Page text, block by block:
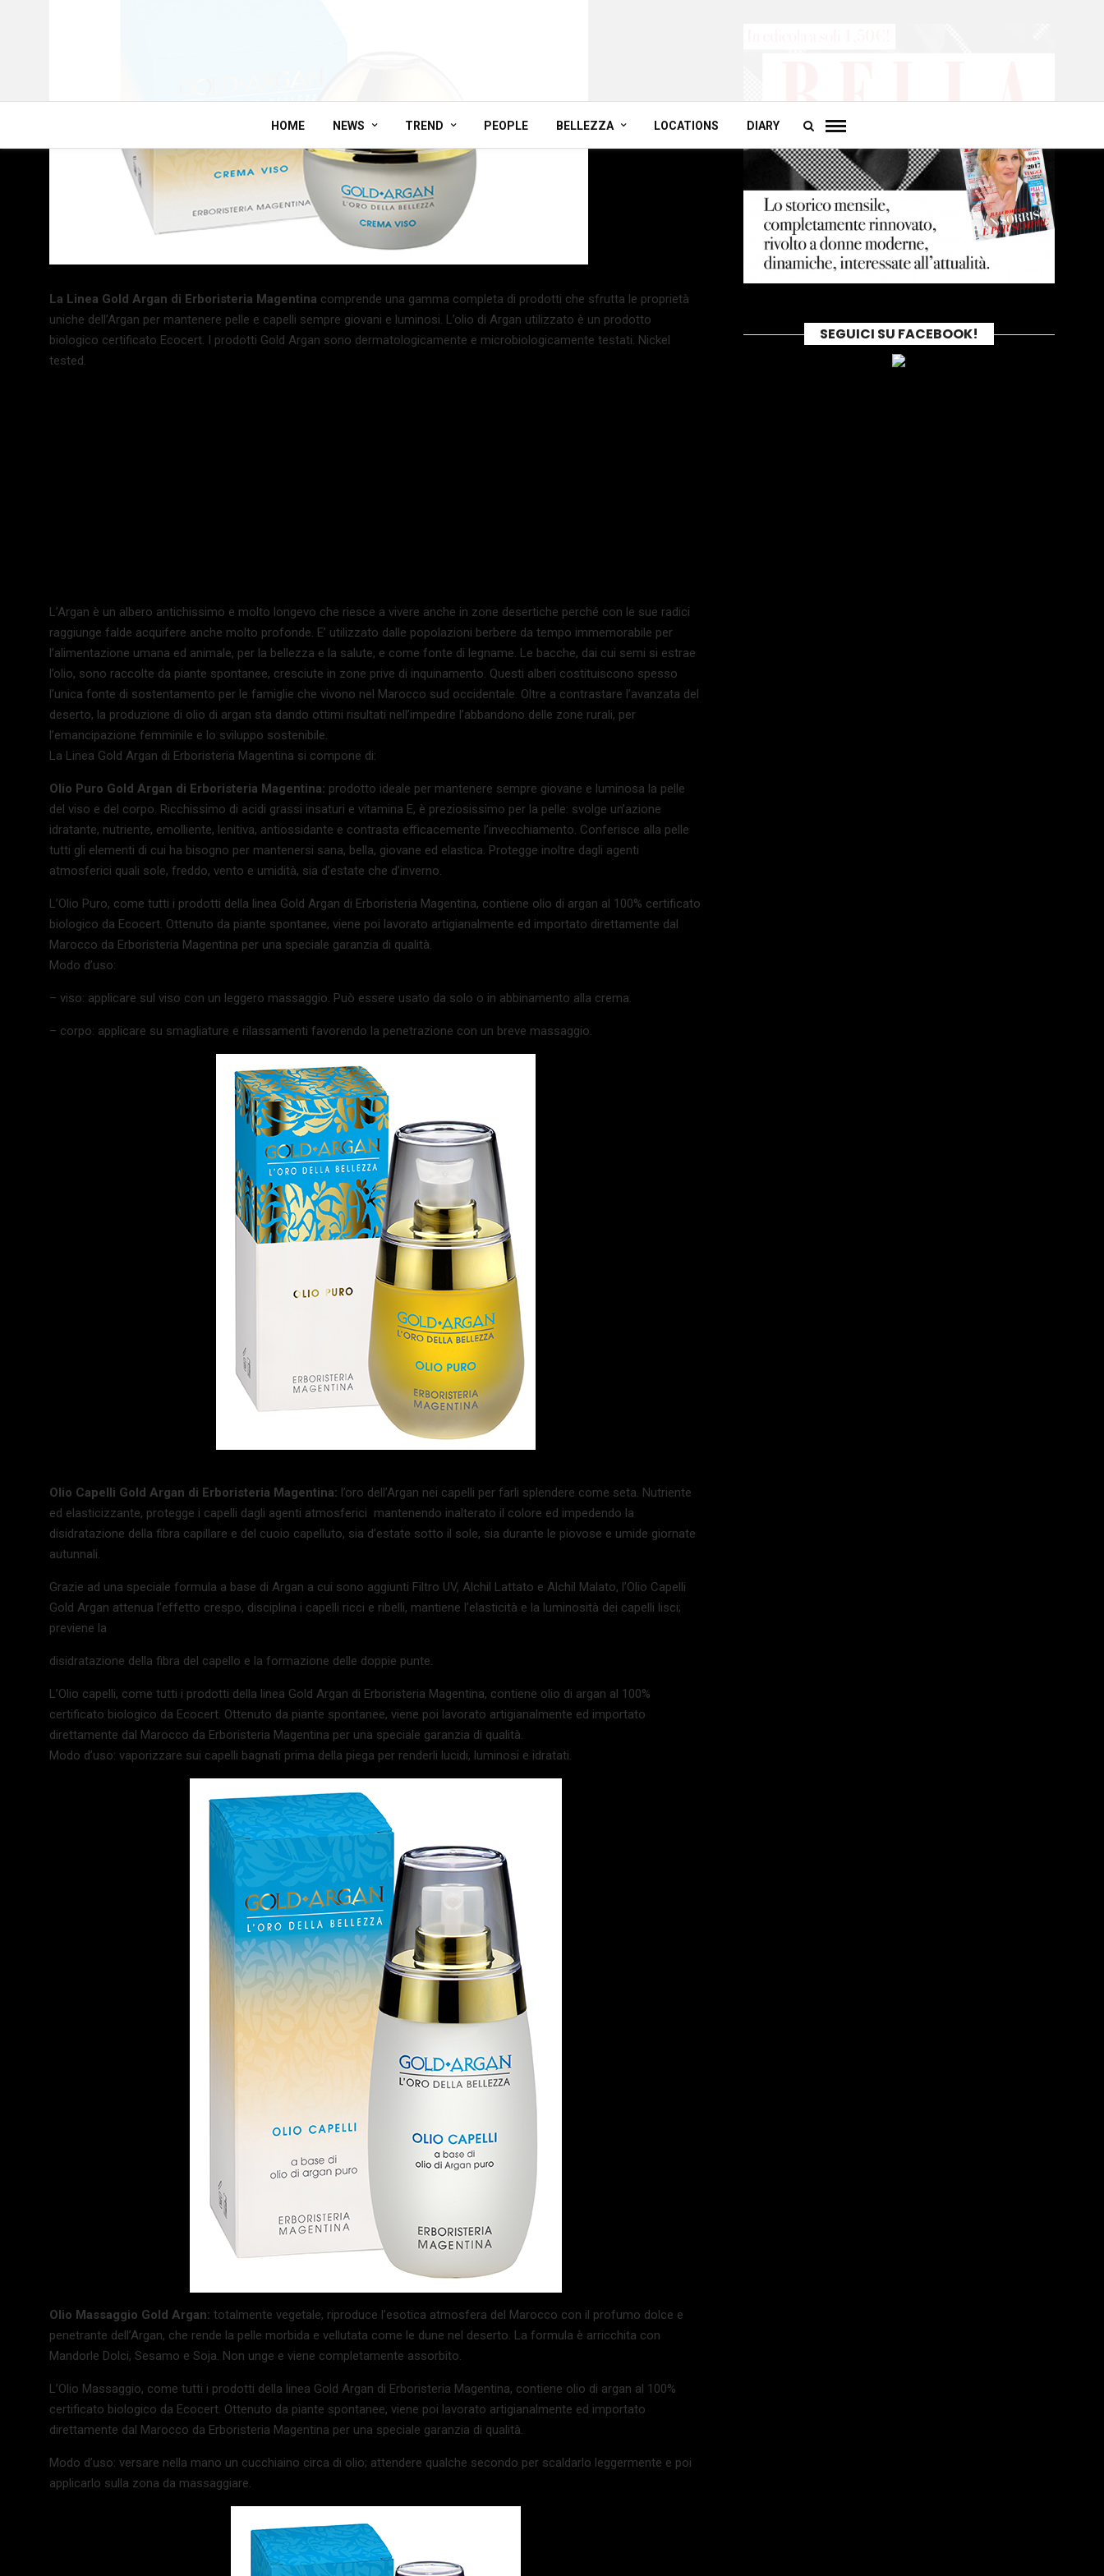
HOME NEWS TREND PEOPLE BELLEZZA LOCATIONS DIARY
La Linea Gold Argan di Erboristeria Magentina comprende una gamma completa di prodotti che sfrutta le proprietà
uniche dell’Argan per mantenere pelle e capelli sempre giovani e luminosi. L’olio di Argan utilizzato è un prodotto
biologico certificato Ecocert. I prodotti Gold Argan sono dermatologicamente e microbiologicamente testati. Nickel
tested.
L’Argan è un albero antichissimo e molto longevo che riesce a vivere anche in zone desertiche perché con le sue radici
raggiunge falde acquifere anche molto profonde. E’ utilizzato dalle popolazioni berbere da tempo immemorabile per
l’alimentazione umana ed animale, per la bellezza e la salute, e come fonte di legname. Le bacche, dai cui semi si estrae
l’olio, sono raccolte da piante spontanee, cresciute in zone prive di inquinamento. Questi alberi costituiscono spesso
l’unica fonte di sostentamento per le famiglie che vivono nel Marocco sud occidentale. Oltre a contrastare l’avanzata del
deserto, la produzione di olio di argan sta dando ottimi risultati nell’impedire l’abbandono delle zone rurali, per
l’emancipazione femminile e lo sviluppo sostenibile.
La Linea Gold Argan di Erboristeria Magentina si compone di:
Olio Puro Gold Argan di Erboristeria Magentina: prodotto ideale per mantenere sempre giovane e luminosa la pelle
del viso e del corpo. Ricchissimo di acidi grassi insaturi e vitamina E, è preziosissimo per la pelle: svolge un’azione
idratante, nutriente, emolliente, lenitiva, antiossidante e contrasta efficacemente l’invecchiamento. Conferisce alla pelle
tutti gli elementi di cui ha bisogno per mantenersi sana, bella, giovane ed elastica. Protegge inoltre dagli agenti
atmosferici quali sole, freddo, vento e umidità, sia d’estate che d’inverno.
L’Olio Puro, come tutti i prodotti della linea Gold Argan di Erboristeria Magentina, contiene olio di argan al 100% certificato
biologico da Ecocert. Ottenuto da piante spontanee, viene poi lavorato artigianalmente ed importato direttamente dal
Marocco da Erboristeria Magentina per una speciale garanzia di qualità.
Modo d’uso:
– viso: applicare sul viso con un leggero massaggio. Può essere usato da solo o in abbinamento alla crema.
– corpo: applicare su smagliature e rilassamenti favorendo la penetrazione con un breve massaggio.
Olio Capelli Gold Argan di Erboristeria Magentina: l’oro dell’Argan nei capelli per farli splendere come seta. Nutriente
ed elasticizzante, protegge i capelli dagli agenti atmosferici mantenendo inalterato il colore ed impedendo la
disidratazione della fibra capillare e del cuoio capelluto, sia d’estate sotto il sole, sia durante le piovose e umide giornate
autunnali.
Grazie ad una speciale formula a base di Argan a cui sono aggiunti Filtro UV, Alchil Lattato e Alchil Malato, l’Olio Capelli
Gold Argan attenua l’effetto crespo, disciplina i capelli ricci e ribelli, mantiene l’elasticità e la luminosità dei capelli lisci;
previene la
disidratazione della fibra del capello e la formazione delle doppie punte.
L’Olio capelli, come tutti i prodotti della linea Gold Argan di Erboristeria Magentina, contiene olio di argan al 100%
certificato biologico da Ecocert. Ottenuto da piante spontanee, viene poi lavorato artigianalmente ed importato
direttamente dal Marocco da Erboristeria Magentina per una speciale garanzia di qualità.
Modo d’uso: vaporizzare sui capelli bagnati prima della piega per renderli lucidi, luminosi e idratati.
Olio Massaggio Gold Argan: totalmente vegetale, riproduce l’esotica atmosfera del Marocco con il profumo dolce e
penetrante dell’Argan, che rende la pelle morbida e vellutata come le dune nel deserto. La formula è arricchita con
Mandorle Dolci, Sesamo e Soja. Non unge e viene completamente assorbito.
L’Olio Massaggio, come tutti i prodotti della linea Gold Argan di Erboristeria Magentina, contiene olio di argan al 100%
certificato biologico da Ecocert. Ottenuto da piante spontanee, viene poi lavorato artigianalmente ed importato
direttamente dal Marocco da Erboristeria Magentina per una speciale garanzia di qualità.
Modo d’uso: versare nella mano un cucchiaino circa di olio; attendere qualche secondo per scaldarlo leggermente e poi
applicarlo sulla zona da massaggiare.
SEGUICI SU FACEBOOK!